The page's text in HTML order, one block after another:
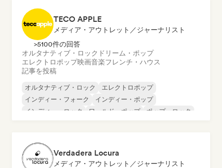
TECO APPLE
メディア・アウトレット／ジャーナリスト
>5100件の回答
オルタナティブ・ロック ドリーム・ポップ
エレクトロポップ映画音楽フレンチ・ハウス
記事を投稿
オルタナティブ・ロック
エレクトロポップ
インディー・フォーク
インディー・ポップ
インディー・ロック
ワールド・ポップ
ポップ・ロック
Verdadera Locura
メディア・アウトレット／ジャーナリスト